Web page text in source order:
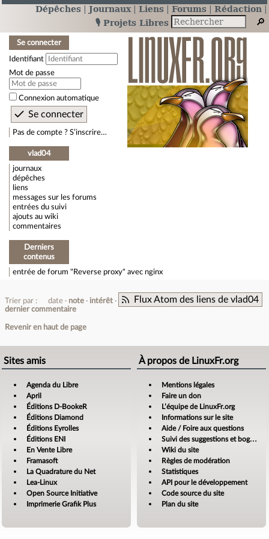
Dépêches Journaux Liens Forums
Rédaction
🎙️ Projets Libres
Se connecter
Identifiant
Mot de passe
Connexion automatique
Pas de compte ? S’inscrire…
vlad04
journaux
dépêches
liens
messages sur les forums
entrées du suivi
ajouts au wiki
commentaires
Derniers
contenus
entrée de forum "Reverse proxy" avec nginx
Flux Atom des liens de vlad04
Trier par : date note
intérêt
dernier commentaire
Revenir en haut de page
Sites amis
Agenda du Libre
April
Éditions D-BookeR
Éditions Diamond
Éditions Eyrolles
Éditions ENI
En Vente Libre
Framasoft
La Quadrature du Net
Lea-Linux
Open Source Initiative
Imprimerie Grafik Plus
À propos de LinuxFr.org
Mentions légales
Faire un don
L’équipe de LinuxFr.org
Informations sur le site
Aide / Foire aux questions
Suivi des suggestions et bogues
Wiki du site
Règles de modération
Statistiques
API pour le développement
Code source du site
Plan du site